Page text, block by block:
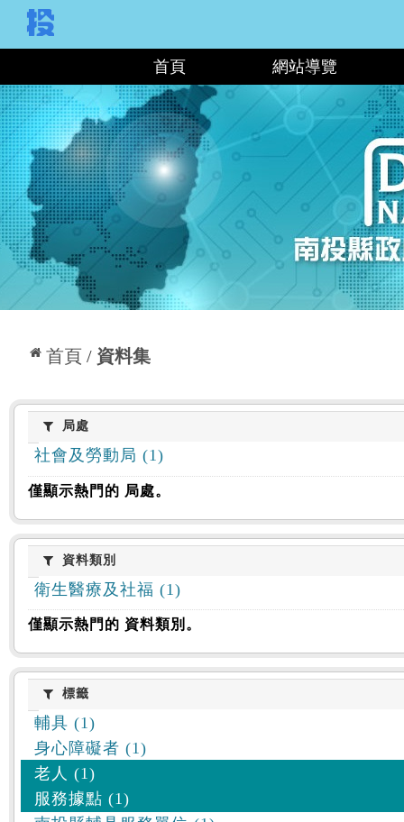
首頁 網站導覽
首頁 資料集
:::
局處局處
社會及勞動局 (1)
僅顯示熱門的 局處。
資料類別
資料類別
衛生醫療及社福 (1)
僅顯示熱門的 資料類別。
標籤標籤
輔具 (1)
身心障礙者 (1)
老人 (1)
服務據點 (1)